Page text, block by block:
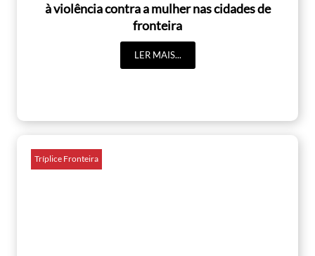
à violência contra a mulher nas cidades de
fronteira
LER MAIS...
Tríplice Fronteira